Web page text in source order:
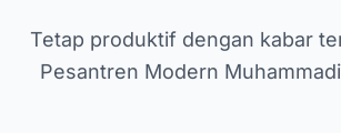
Tetap produktif dengan kabar
Pesantren Modern